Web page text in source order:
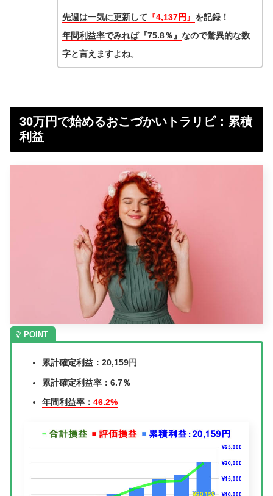
先週は一気に更新して 『4,137円』 を記録！
年間利益率でみれば『75.8％』 なので驚異的な数
字と言えますよね。
30万円で始めるおこづかいトラリピ：累積
利益
累計確定利益：20,159円
累計確定利益率：6.7％
年間利益率： 46.2%